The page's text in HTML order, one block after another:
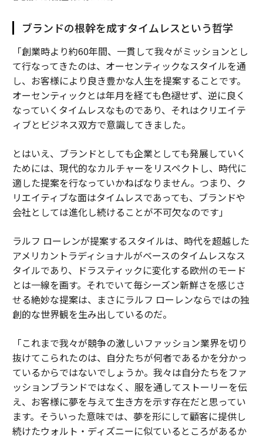
ブランドの根幹を成すタイムレスという哲学
「創業時より約60年間、一貫して我々がミッションとし
て行なってきたのは、オーセンティックなスタイルを通
し、お客様により良き豊かな人生を提案することです。
オーセンティックとは年月を経ても色褪せず、逆に良く
なっていくタイムレスなものであり、それはクリエイテ
ィブとビジネス双方で意識してきました。
とはいえ、ブランドとしても企業としても発展していく
ためには、現代的なカルチャーをリスペクトし、時代に
適した提案を行なっていかねばなりません。つまり、ク
リエイティブな面はタイムレスであっても、ブランドや
会社としては進化し続けることが不可欠なのです」
ラルフ ローレンが提案するスタイルは、時代を超越した
アメリカントラディショナルがベースのタイムレスなス
タイルであり、ドラスティックに変化する欧州のモード
とは一線を画す。それでいて毎シーズン新鮮さを感じさ
せる絶妙な提案は、まさにラルフ ローレンならではの独
創的な世界観を生み出しているのだ。
「これまで我々が競争の激しいファッション業界を切り
抜けてこられたのは、自分たちが何者であるかを分かっ
ているからではないでしょうか。我々は自分たちをファ
ッションブランドではなく、服を通してストーリーを伝
え、お客様に夢を与えて生き方を示す存在だと思ってい
ます。そういった意味では、夢を形にして顧客に提供し
続けたウォルト・ディズニーに似ているところがあるか